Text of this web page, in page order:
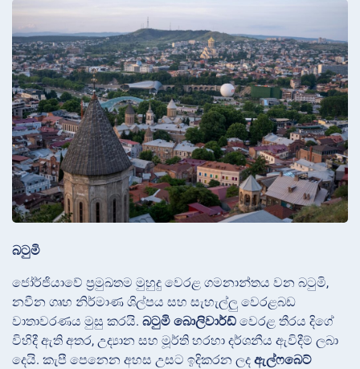
බටුමි
ජෝර්ජියාවේ ප්‍රමුඛතම මුහුදු වෙරළ ගමනාන්තය වන බටුමි,
නවීන ගෘහ නිර්මාණ ශිල්පය සහ සැහැල්ලු වෙරළබඩ
වාතාවරණය මුසු කරයි. බටුමි බොලිවාර්ඩ් වෙරළ තීරය දිගේ
විහිදී ඇති අතර, උද්‍යාන සහ මූර්ති හරහා දර්ශනීය ඇවිදීම් ලබා
දෙයි. කැපී පෙනෙන අහස උසට ඉදිකරන ලද ඇල්ෆබෙට්